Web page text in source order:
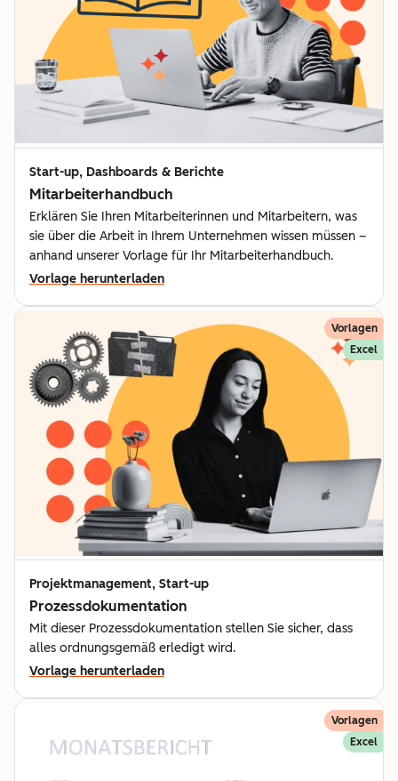
Start-up, Dashboards & Berichte
Mitarbeiterhandbuch
Erklären Sie Ihren Mitarbeiterinnen und Mitarbeitern, was
sie über die Arbeit in Ihrem Unternehmen wissen müssen –
anhand unserer Vorlage für Ihr Mitarbeiterhandbuch.
Vorlage herunterladen
Vorlagen
Excel
Projektmanagement, Start-up
Prozessdokumentation
Mit dieser Prozessdokumentation stellen Sie sicher, dass
alles ordnungsgemäß erledigt wird.
Vorlage herunterladen
Vorlagen
Excel